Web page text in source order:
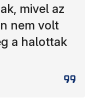
mivel az
nem volt
a halottak